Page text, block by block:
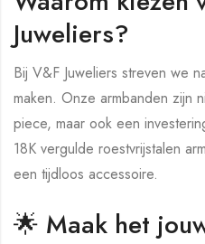
Juweliers?
Bij V&F Juweliers streven we
maken. Onze armbanden zijn
piece, maar ook een
18K vergulde roestvrijstalen
een tijdloos accessoire.
🌟 Maak het